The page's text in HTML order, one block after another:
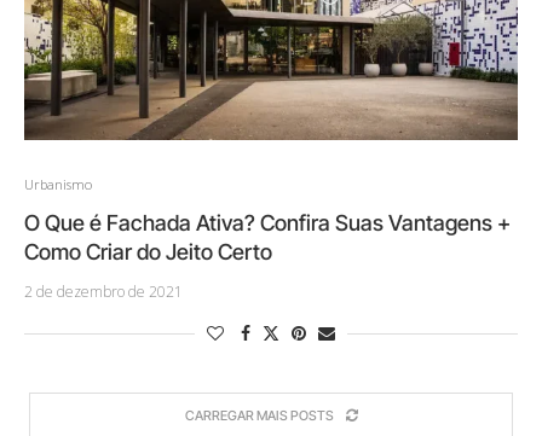
Urbanismo
O Que é Fachada Ativa? Confira Suas Vantagens +
Como Criar do Jeito Certo
2 de dezembro de 2021
CARREGAR MAIS POSTS